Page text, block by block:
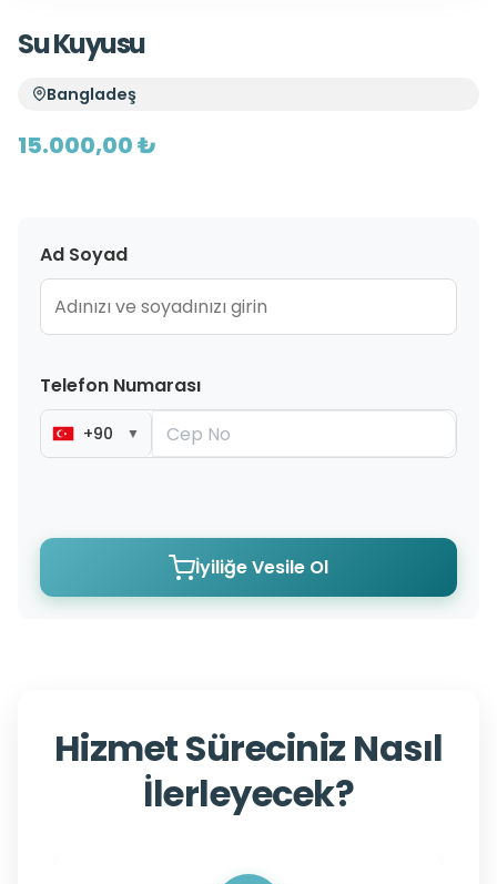
Su Kuyusu
Bangladeş
15.000,00 ₺
Ad Soyad
Telefon Numarası
+90 ▼
İyiliğe Vesile Ol
Hizmet Süreciniz Nasıl
İlerleyecek?